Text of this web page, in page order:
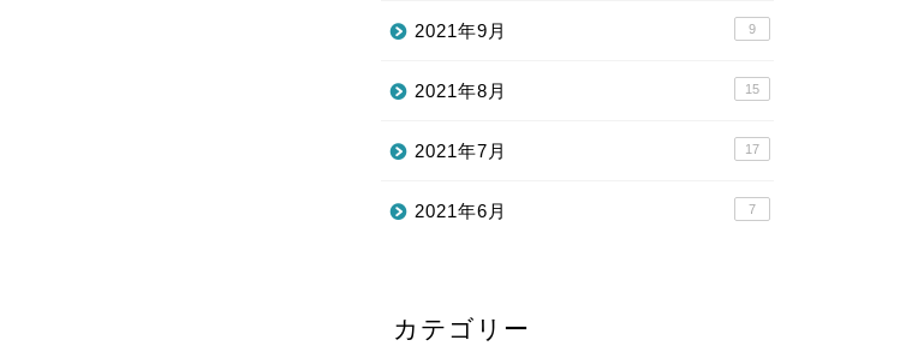
2021年9月 9
2021年8月 15
2021年7月 17
2021年6月 7
カテゴリー